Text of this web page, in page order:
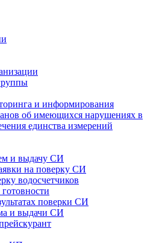
и информирования
об имеющихся нарушениях в
единства измерений
и выдачу СИ
на поверку СИ
водосчетчиков
поверки СИ
и выдачи СИ